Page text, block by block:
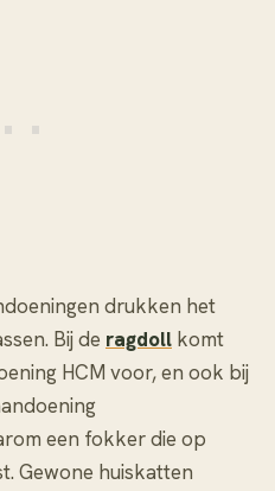
drukken het
Bij de ragdoll komt
HCM voor, en ook bij
een fokker die op
Gewone huiskatten